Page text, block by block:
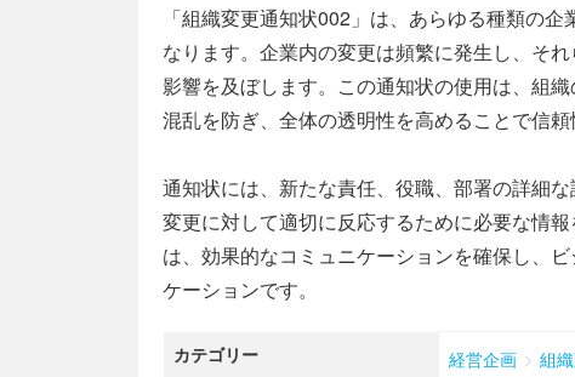
「組織変更通知状002」は、あらゆる種類の
なります。企業内の変更は頻繁に発生し、そ
影響を及ぼします。この通知状の使用は、組
混乱を防ぎ、全体の透明性を高めることで信頼
通知状には、新たな責任、役職、部署の詳細
変更に対して適切に反応するために必要な情
は、効果的なコミュニケーションを確保し、
ケーションです。
カテゴリー 経営企画 > 組